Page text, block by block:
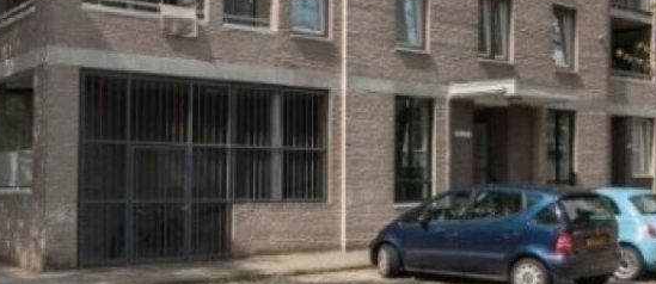
Wat is de privacyverklaring van AppartementMaastricht?
Berekent AppartementMaastricht
makelaarsvergoeding/bemiddelingsvergoeding?
Alle veelgestelde vragen